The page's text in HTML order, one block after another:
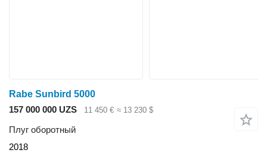
Rabe Sunbird 5000
157 000 000 UZS
11 450 € ≈ 13 230 $
Плуг оборотный
2018